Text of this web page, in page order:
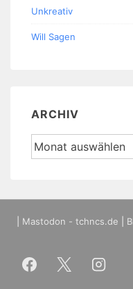
Unkreativ
Will Sagen
ARCHIV
Archiv
Mastodon - tchncs.de